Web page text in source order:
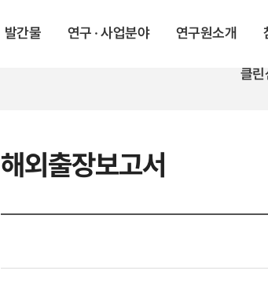
발간물 연구 · 사업분야 연구원소개
클린
해외출장보고서